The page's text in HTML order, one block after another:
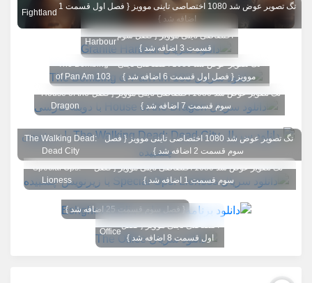
تگ تصویر عوض شد 1080 اختصاصی تاینی موویز { فصل اول قسمت 1
اضافه شد }
Fightland
تگ تصویر عوض شد 1080
اختصاصی تاینی موویز { فصل سوم
قسمت 3 اضافه شد }
Granite
Harbour
تگ تصویر عوض شد 1080 اختصاصی تاینی
موویز { فصل اول قسمت 6 اضافه شد }
The Bombing
of Pan Am 103
تگ تصویر عوض شد 1080 اختصاصی تاینی موویز { فصل
سوم قسمت 7 اضافه شد }
House of the
Dragon
تگ تصویر عوض شد 1080 اختصاصی تاینی موویز { فصل
سوم قسمت 2 اضافه شد }
The Walking Dead:
Dead City
تگ تصویر عوض شد 1080 اختصاصی تاینی موویز { فصل
سوم قسمت 1 اضافه شد }
Special Ops:
Lioness
{ فصل سوم قسمت 25 اضافه شد }
تگ تصویر عوض شد 1080
اختصاصی تاینی موویز { فصل
اول قسمت 8 اضافه شد }
The
Office